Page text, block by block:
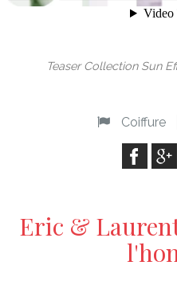
Teaser Collection Sun
Coiffure
Eric &